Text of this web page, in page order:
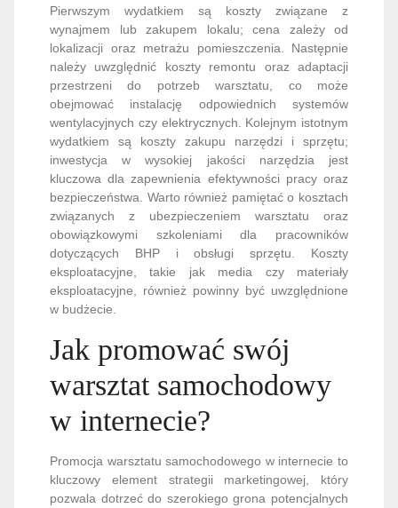
Pierwszym wydatkiem są koszty związane z
wynajmem lub zakupem lokalu; cena zależy od
lokalizacji oraz metrażu pomieszczenia. Następnie
należy uwzględnić koszty remontu oraz adaptacji
przestrzeni do potrzeb warsztatu, co może
obejmować instalację odpowiednich systemów
wentylacyjnych czy elektrycznych. Kolejnym istotnym
wydatkiem są koszty zakupu narzędzi i sprzętu;
inwestycja w wysokiej jakości narzędzia jest
kluczowa dla zapewnienia efektywności pracy oraz
bezpieczeństwa. Warto również pamiętać o kosztach
związanych z ubezpieczeniem warsztatu oraz
obowiązkowymi szkoleniami dla pracowników
dotyczących BHP i obsługi sprzętu. Koszty
eksploatacyjne, takie jak media czy materiały
eksploatacyjne, również powinny być uwzględnione
w budżecie.
Jak promować swój
warsztat samochodowy
w internecie?
Promocja warsztatu samochodowego w internecie to
kluczowy element strategii marketingowej, który
pozwala dotrzeć do szerokiego grona potencjalnych